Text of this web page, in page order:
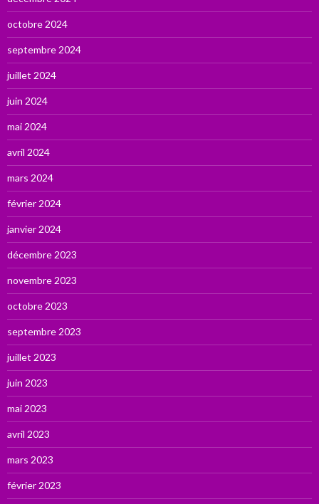
octobre 2024
septembre 2024
juillet 2024
juin 2024
mai 2024
avril 2024
mars 2024
février 2024
janvier 2024
décembre 2023
novembre 2023
octobre 2023
septembre 2023
juillet 2023
juin 2023
mai 2023
avril 2023
mars 2023
février 2023